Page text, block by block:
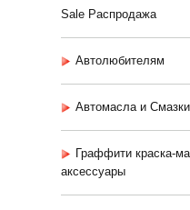
Sale Распродажа
Автолюбителям
Автомасла и Смазки
Граффити краска-
аксессуары